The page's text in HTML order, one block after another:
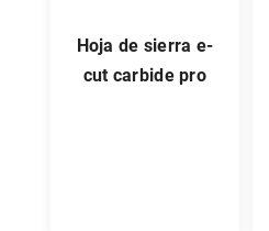
hoja de sierra e-
cut carbide pro